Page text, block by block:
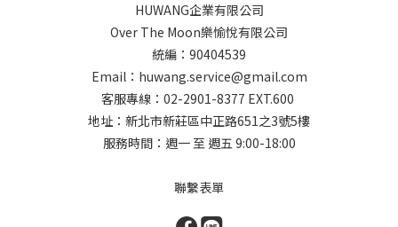
HUWANG企業有限公司
Over The Moon樂愉悅有限公司
統編：90404539
Email：huwang.service@gmail.com
客服專線：02-2901-8377 EXT.600
地址：新北市新莊區中正路651之3號5樓
服務時間：週一 至 週五 9:00-18:00
聯繫表單